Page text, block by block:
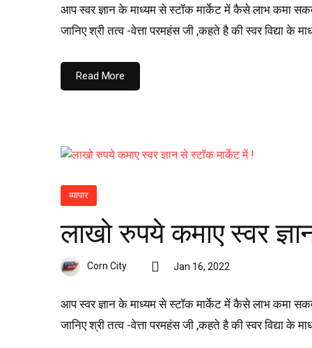
आप स्वर ज्ञान के माध्यम से स्टॉक मार्केट में कैसे लाभ कमा
जानिए श्री तत्व -वेत्ता परमहंस जी ,कहते है की स्वर विद्या
Read More
व्यापार
लाखो रुपये कमाए स्वर
Corn City Jan 16, 2022
आप स्वर ज्ञान के माध्यम से स्टॉक मार्केट में कैसे लाभ कमा
जानिए श्री तत्व -वेत्ता परमहंस जी ,कहते है की स्वर विद्या